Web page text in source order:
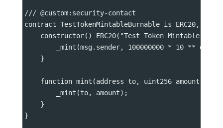
/// @custom:security-contact
contract TestTokenMintableBurnable is ERC20,
constructor() ERC20("Test Token Mintable
_mint(msg.sender, 100000000 * 10 **
    }
function mint(address to, uint256 amount)
        _mint(to, amount);
    }
}